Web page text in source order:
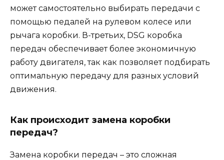
может самостоятельно выбирать передачи с
помощью педалей на рулевом колесе или
рычага коробки. В-третьих, DSG коробка
передач обеспечивает более экономичную
работу двигателя, так как позволяет подбирать
оптимальную передачу для разных условий
движения.
Как происходит замена коробки
передач?
Замена коробки передач – это сложная